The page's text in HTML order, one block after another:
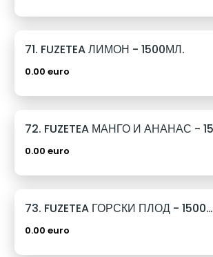
71. FUZETEA ЛИМОН - 1500МЛ.
0.00 euro
0.00 euro
73. FUZETEA ГОРСКИ ПЛОД - 1500МЛ.
0.00 euro